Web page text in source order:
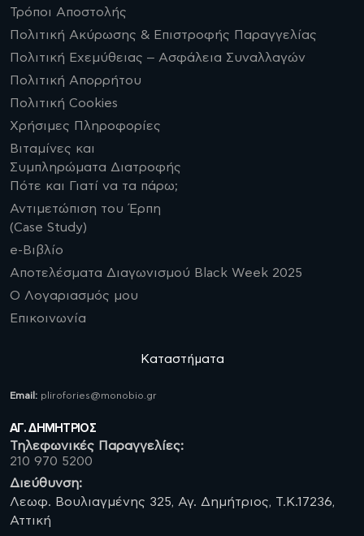
Τρόποι Αποστολής
Πολιτική Ακύρωσης & Επιστροφής Παραγγελίας
Πολιτική Εχεμύθειας – Ασφάλεια Συναλλαγών
Πολιτική Απορρήτου
Πολιτική Cookies
Χρήσιμες Πληροφορίες
Βιταμίνες και
Συμπληρώματα Διατροφής
Πότε και Γιατί να τα πάρω;
Αντιμετώπιση του Έρπη
(Case Study)
e-Βιβλίο
Αποτελέσματα Διαγωνισμού Black Week 2025
Ο Λογαριασμός μου
Επικοινωνία
Καταστήματα
Email: plirofories@monobio.gr
ΑΓ. ΔΗΜΗΤΡΙΟΣ
Τηλεφωνικές Παραγγελίες:
210 970 5200
Διεύθυνση:
Λεωφ. Βουλιαγμένης 325, Αγ. Δημήτριος, Τ.Κ.17236,
Αττική